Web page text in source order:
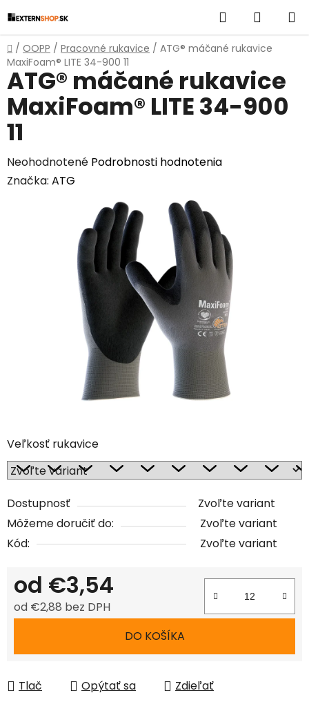
na
obsah
Hľadať
KOŠÍK
Domov
/ OOPP / Pracovné rukavice / ATG® máčané rukavice
MaxiFoam® LITE 34-900 11
Veľkosť rukavice
Dostupnosť
Zvoľte variant
Môžeme doručiť do:
Zvoľte variant
Kód:
Zvoľte variant
od €3,54
od €2,88 bez DPH
DO KOŠÍKA
Tlač Opýtať sa Zdieľať
ATG® máčané rukavice
MaxiFoam® LITE 34-900
11
Priemerné
hodnotenie
Neohodnotené Podrobnosti hodnotenia
Značka: ATG